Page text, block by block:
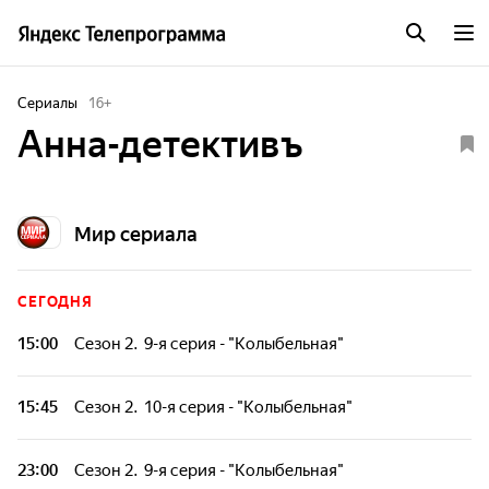
Сериалы 16+
Анна-детективъ
Мир сериала
СЕГОДНЯ
15:00 Сезон 2. 9-я серия - "Колыбельная"
Анна Миронова живёт в маленьком городке Затонске. С
детства девушка одарена острым умом и
впечатлительностью. Вышиванию крестиком она
предпочитает гонки на диковинном велосипеде, носит
однажды в провинцию приезжает сыщик из Петербурга -
15:45 Сезон 2. 10-я серия - "Колыбельная"
Анна Миронова живёт в маленьком городке Затонске. С
детства девушка одарена острым умом и
впечатлительностью. Вышиванию крестиком она
23:00 Сезон 2. 9-я серия - "Колыбельная"